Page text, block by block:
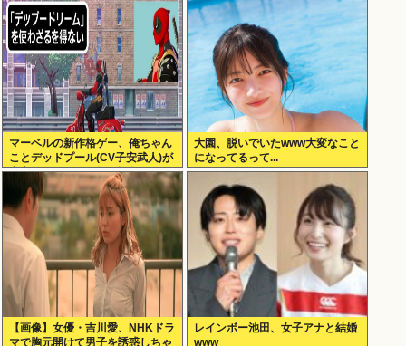
マーベルの新作格ゲー、俺ちゃん
ことデッドプール(CV子安武人)が
安定のやりたい放題で話題に
大園、脱いでいたwww大変なこと
になってるって...
【画像】女優・吉川愛、NHKドラ
マで胸元開けて男子を誘惑しちゃ
レインボー池田、女子アナと結婚
www